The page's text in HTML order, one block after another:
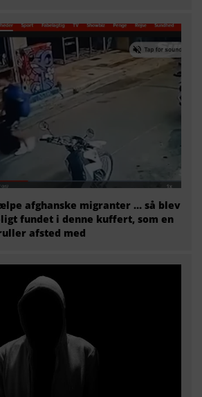
afghanske migranter … så blev
fundet i denne kuffert, som en
afsted med